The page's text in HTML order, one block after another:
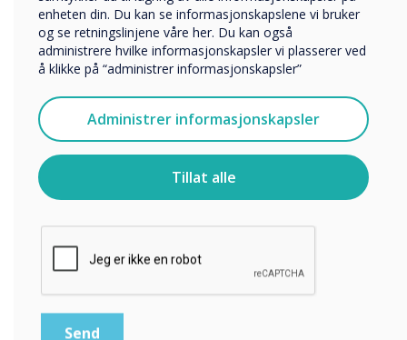
enheten din. Du kan se informasjonskapslene vi bruker
og se retningslinjene våre her. Du kan også
administrere hvilke informasjonskapsler vi plasserer ved
å klikke på “administrer informasjonskapsler”
Administrer informasjonskapsler
Tillat alle
Vi vil gjerne kontakte deg angående våre produkter og
tjenester via e-post, telefon eller post.
Jeg godtar å motta kommunikasjon fra
Clevertouch.
For informasjon om hvordan vi samler inn og bruker
personopplysningene dine, se vår
personvernerklæring.
Ved å klikke på send gir du samtykke til Clevertouch til å